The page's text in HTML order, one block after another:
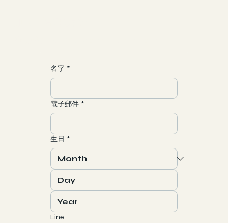
名字 *
電子郵件 *
生日 *
Line